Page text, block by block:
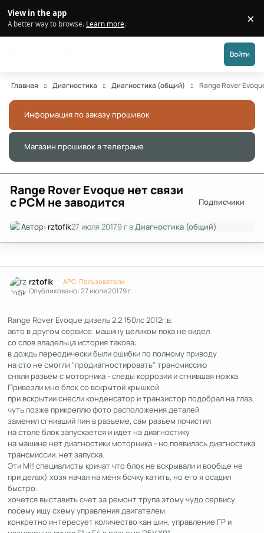
View in the app
A better way to browse. Learn more. ×
Войти
Главная Диагностика Диагностика (общий) Range Rover
Информация по заказу прошивок
Магазин прошивок в телеграме
Range Rover Evoque нет связи
с PCM не заводится Подписчики
Автор: rztofik27 июля 20179 г вДиагностика (общий)
rztofik APC-Пользователи
Опубликовано:27 июля 20179 г
Range Rover Evoque дизель 2.2 150лс 2012г.в.
авто в другом сервисе. машину целиком пока не видел
со слов владельца история такова:
в дождь переодически были ошибки по полному приводу
на сто не смогли "продиагностировать" трансмиссию
сняли разъем с моторника - следы коррозии и сгнившая ножка
Привезли мне блок со вскрытой крышкой
при вскрытии снесли конденсатор и транзистор подобрал на глаз,
чуть позже прикреплю фото расположения деталей
заменил сгнивший пин в разъеме, сам разъем почистил
на столе блок запускается и идет на диагностику
на машине нет диагностики моторника - но появилась диагностика
трансмиссии. нет запуска.
Эти М!! специалисты кричат что блок не вскрывали и вообще не
при делах) хозя начал на меня бочку катить, но его я осадил
быстро.
хочется выставить счет за ремонт трупа этому чудо сервису
посему ищу схему управления двигателем.
конкретно интересует количество кан шин, управление ГР и